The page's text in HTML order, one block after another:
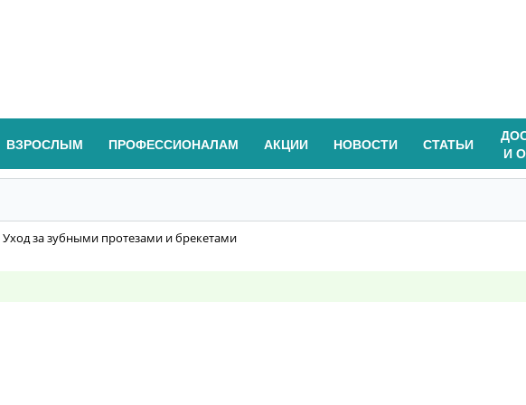
ВЗРОСЛЫМ ПРОФЕССИОНАЛАМ АКЦИИ НОВОСТИ СТАТЬИ
И
Уход за зубными протезами и брекетами